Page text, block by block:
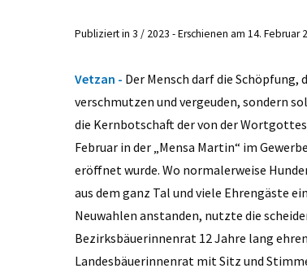
Publiziert in 3 / 2023 - Erschienen am 14. Februar
Vetzan - Der Mensch darf die
verschmutzen und vergeuden, sondern
die Kernbotschaft der von der
Februar in der „Mensa Martin“ im
eröffnet wurde. Wo normalerweise
aus dem ganz Tal und viele Ehrengäste
Neuwahlen anstanden, nutzte die
Bezirksbäuerinnenrat 12 Jahre lang
Landesbäuerinnenrat mit Sitz und